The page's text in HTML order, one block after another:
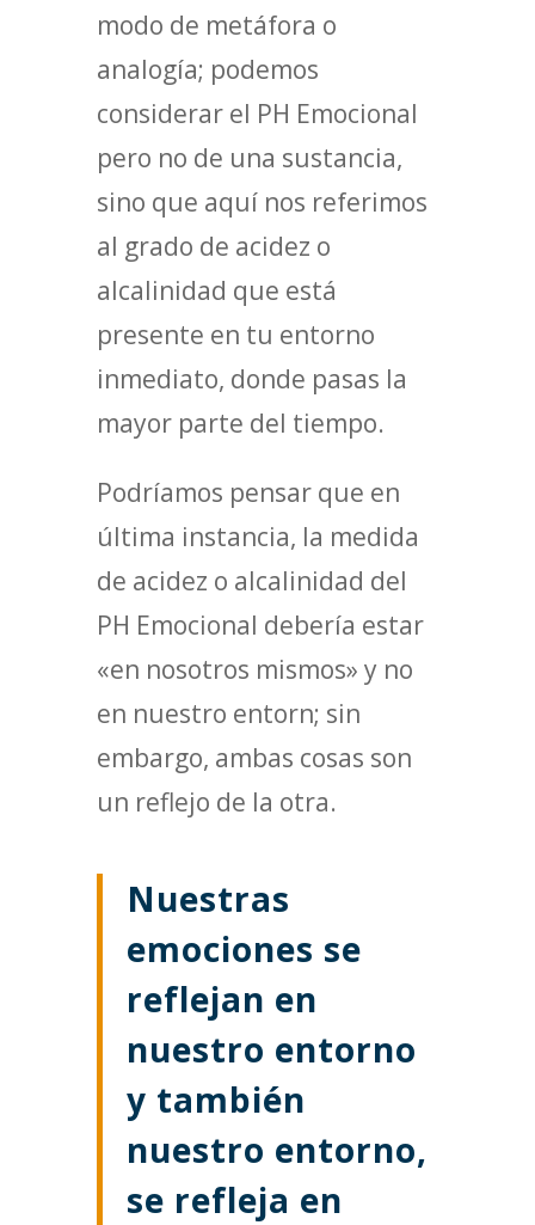
modo de metáfora o
analogía; podemos
considerar el PH Emocional
pero no de una sustancia,
sino que aquí nos referimos
al grado de acidez o
alcalinidad que está
presente en tu entorno
inmediato, donde pasas la
mayor parte del tiempo.
Podríamos pensar que en
última instancia, la medida
de acidez o alcalinidad del
PH Emocional debería estar
«en nosotros mismos» y no
en nuestro entorn; sin
embargo, ambas cosas son
un reflejo de la otra.
Nuestras
emociones se
reflejan en
nuestro entorno
y también
nuestro entorno,
se refleja en